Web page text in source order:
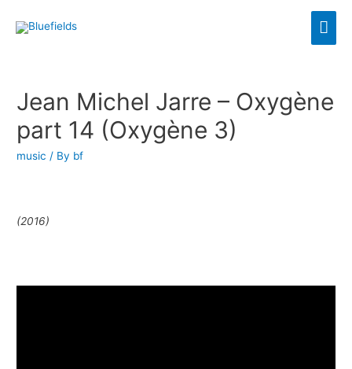
Jean Michel Jarre – Oxygène
part 14 (Oxygène 3)
music / By bf
(2016)